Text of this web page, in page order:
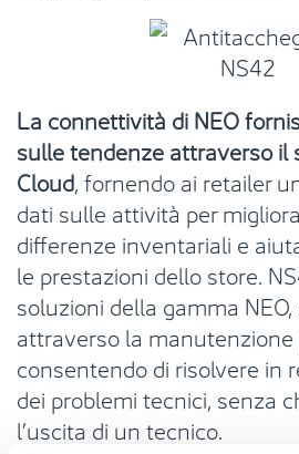
La connettività di NEO
sulle tendenze attraverso il
Cloud, fornendo ai retailer
dati sulle attività per
differenze inventariali e
le prestazioni dello store.
soluzioni della gamma
attraverso la
consentendo di risolvere in
dei problemi tecnici, senza
l’uscita di un tecnico.